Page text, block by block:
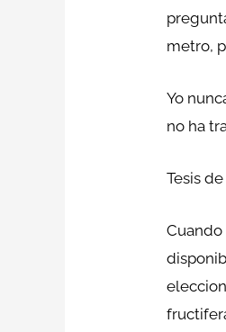
metro,
Yo
no ha
Tesis